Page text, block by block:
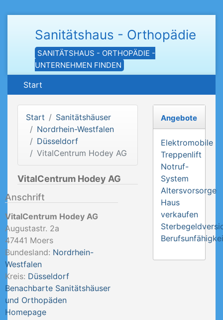
Sanitätshaus - Orthopädie
SANITÄTSHAUS - ORTHOPÄDIE -
UNTERNEHMEN FINDEN
Start
Start
Sanitätshäuser
Nordrhein-Westfalen
Düsseldorf
VitalCentrum Hodey AG
VitalCentrum Hodey AG
Anschrift
VitalCentrum Hodey AG
Augustastr. 2a
47441 Moers
Bundesland: Nordrhein-
Westfalen
Kreis: Düsseldorf
Benachbarte Sanitätshäuser
und Orthopäden
Homepage
Angebote
Elektromobile
Treppenlift
Notruf-
System
Altersvorsorge
Haus
verkaufen